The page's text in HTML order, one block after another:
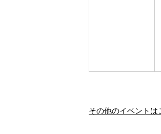
その他のイベントは